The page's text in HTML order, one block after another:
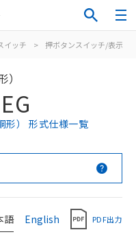
イッチ > 押ボタンスイッチ/表示灯
形） 形式仕様一覧
語 English PDF出力